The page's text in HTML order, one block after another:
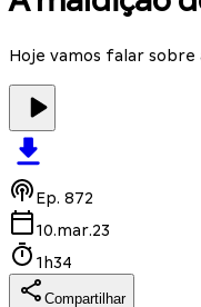
Hoje vamos falar sobre
Ep. 872
10.mar.23
1h34
Compartilhar